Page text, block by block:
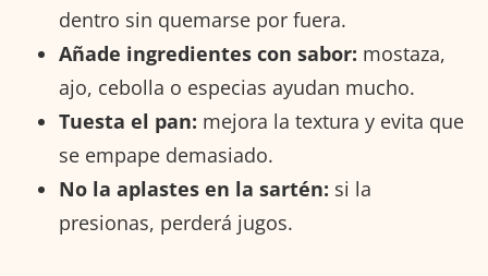
dentro sin quemarse por fuera.
Añade ingredientes con sabor: mostaza,
ajo, cebolla o especias ayudan mucho.
Tuesta el pan: mejora la textura y evita que
se empape demasiado.
No la aplastes en la sartén: si la
presionas, perderá jugos.